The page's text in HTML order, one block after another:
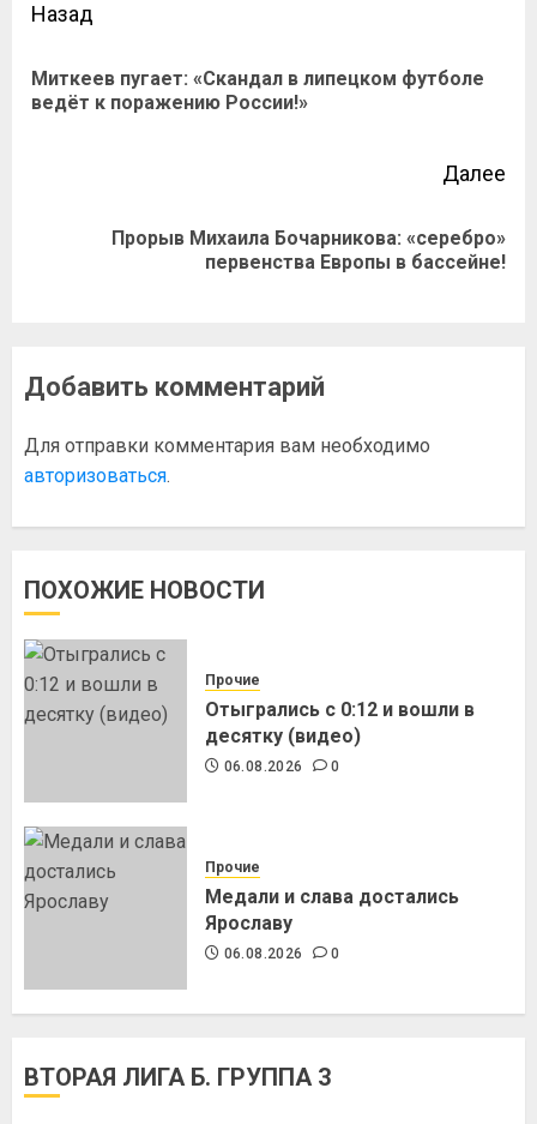
Назад
Миткеев пугает: «Скандал в липецком футболе
ведёт к поражению России!»
Далее
Прорыв Михаила Бочарникова: «серебро»
первенства Европы в бассейне!
Добавить комментарий
Для отправки комментария вам необходимо
авторизоваться.
ПОХОЖИЕ НОВОСТИ
Прочие
Отыгрались с 0:12 и вошли в
десятку (видео)
06.08.2026 0
Прочие
Медали и слава достались
Ярославу
06.08.2026 0
ВТОРАЯ ЛИГА Б. ГРУППА 3